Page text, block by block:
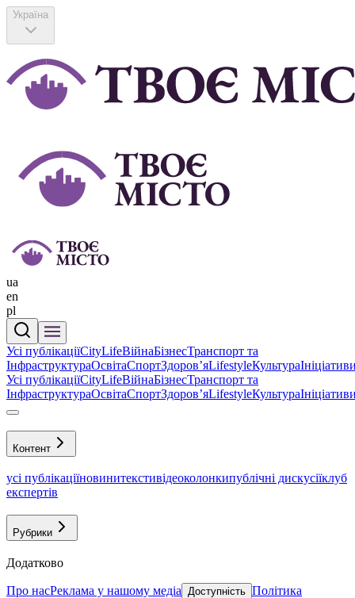
Україна
ua
en
pl
Усі публікаціїCityLifeВійнаБізнесТранспорт та
ІнфраструктураОсвітаСпортЗдоровʼяLifestyleКультура
Усі публікаціїCityLifeВійнаБізнесТранспорт та
ІнфраструктураОсвітаСпортЗдоровʼяLifestyleКультура
Контент
усі публікаціїновинитекстивідеоколонкипублічні дискусіїклуб
експертів
Рубрики
Додатково
Про насРеклама у нашому медіа Доступність Політика